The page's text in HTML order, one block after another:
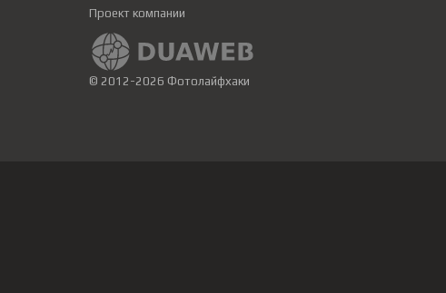
Проект компании
© 2012-2026 Фотолайфхаки